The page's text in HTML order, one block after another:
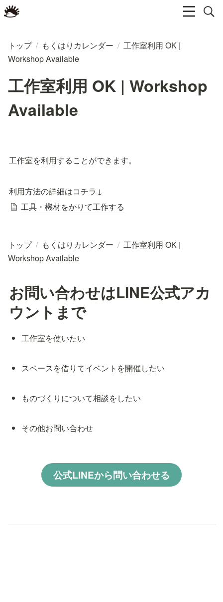
トップ / もくはりカレンダー / 工作室利用 OK |
Workshop Available
工作室利用 OK | Workshop
Available
工作室を利用することができます。
利用方法の詳細はコチラ↓
工具・機材をかりて工作する
トップ / もくはりカレンダー / 工作室利用 OK |
Workshop Available
お問い合わせはLINE公式アカ
ウントまで
工作室を使いたい
スペースを借りてイベントを開催したい
ものづくりについて相談をしたい
その他お問い合わせ
公式LINEから問い合わせる